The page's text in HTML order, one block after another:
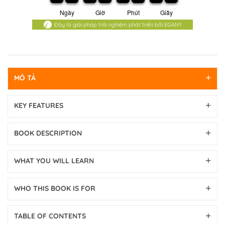
Ngày Giờ Phút Giây
Đây là giải pháp trải nghiệm phát triển bởi EGANY
MÔ TẢ
KEY FEATURES
BOOK DESCRIPTION
WHAT YOU WILL LEARN
WHO THIS BOOK IS FOR
TABLE OF CONTENTS